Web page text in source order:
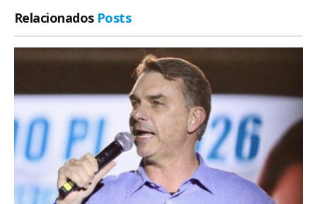
Relacionados Posts